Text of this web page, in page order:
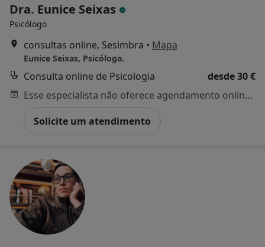
Dra. Eunice Seixas
Psicólogo
consultas online, Sesimbra • Mapa
Eunice Seixas, Psicóloga.
Consulta online de Psicologia
desde 30 €
Esse especialista não oferece agendamento online para esse endereço.
Solicite um atendimento